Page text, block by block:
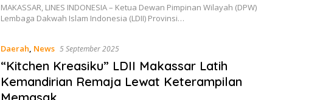
MAKASSAR, LINES INDONESIA – Ketua Dewan Pimpinan Wilayah (DPW)
Lembaga Dakwah Islam Indonesia (LDII) Provinsi…
Daerah, News 5 September 2025
“Kitchen Kreasiku” LDII Makassar Latih
Kemandirian Remaja Lewat Keterampilan